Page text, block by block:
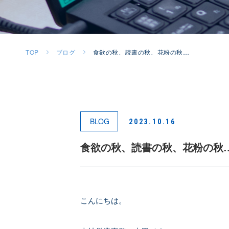
TOP ブログ 食欲の秋、読書の秋、花粉の秋…
BLOG 2023.10.16
食欲の秋、読書の秋、花粉の
こんにちは。